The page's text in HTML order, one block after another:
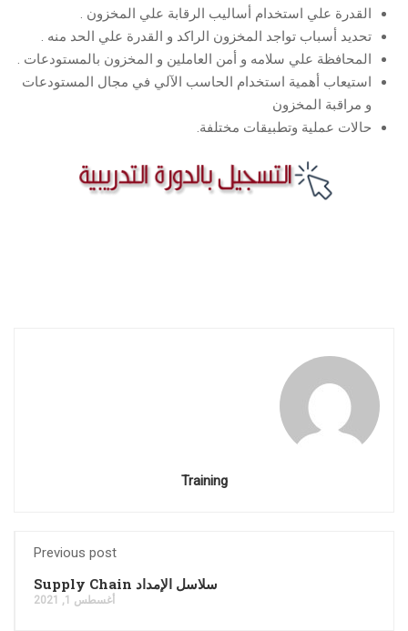
القدرة علي استخدام أساليب الرقابة علي المخزون .
تحديد أسباب تواجد المخزون الراكد و القدرة علي الحد منه .
المحافظة علي سلامه و أمن العاملين و المخزون بالمستودعات .
استيعاب أهمية استخدام الحاسب الآلي في مجال المستودعات
و مراقبة المخزون
حالات عملية وتطبيقات مختلفة.
Training
Previous post
سلاسل الإمداد Supply Chain
أغسطس 1, 2021